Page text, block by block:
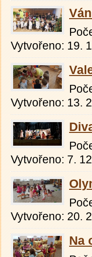
Vytvořeno: 19.
Vytvořeno: 13.
Vytvořeno: 7.
Vytvořeno: 20.
Na